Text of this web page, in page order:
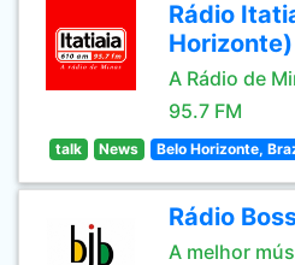
Rádio
Horizonte)
A Rádio de
95.7 FM
talk News Belo Horizonte,
Rádio
A melhor